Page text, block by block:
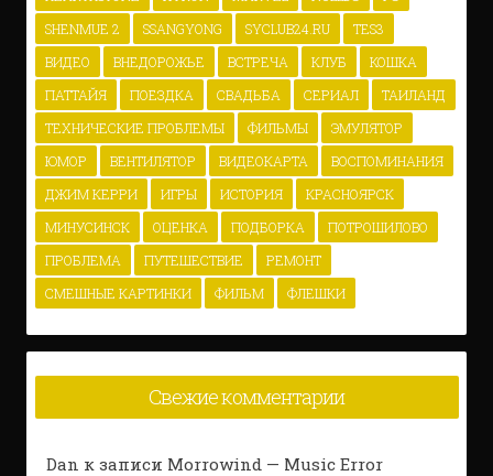
SHENMUE 2
SSANGYONG SYCLUB24.RU
TES3
ВИДЕО
ВНЕДОРОЖЬЕ ВСТРЕЧА КЛУБ
КОШКА
ПАТТАЙЯ
ПОЕЗДКА СВАДЬБА СЕРИАЛ
ТАИЛАНД
ТЕХНИЧЕСКИЕ ПРОБЛЕМЫ
ФИЛЬМЫ
ЭМУЛЯТОР
ЮМОР
ВЕНТИЛЯТОР ВИДЕОКАРТА
ВОСПОМИНАНИЯ
ДЖИМ КЕРРИ
ИГРЫ ИСТОРИЯ
КРАСНОЯРСК
МИНУСИНСК
ОЦЕНКА ПОДБОРКА
ПОТРОШИЛОВО
ПРОБЛЕМА
ПУТЕШЕСТВИЕ
РЕМОНТ
СМЕШНЫЕ КАРТИНКИ
ФИЛЬМ ФЛЕШКИ
Свежие комментарии
Dan к записи Morrowind — Music Error